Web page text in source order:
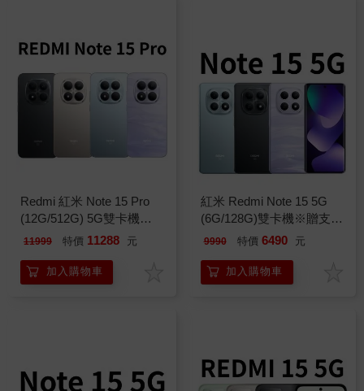
Redmi 紅米 Note 15 Pro
(12G/512G) 5G雙卡機※送
支架+內附保護殼※
11999 特價 11288 元
加入購物車
紅米 Redmi Note 15 5G
(6G/128G)雙卡機※贈支架
+內附保護殼※
9990 特價 6490 元
加入購物車